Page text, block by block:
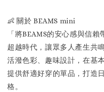
👶 關於 BEAMS mini
「將BEAMS的安心感與信賴
超越時代，讓眾多人產生共
活潑色彩、趣味設計，在基
提供舒適好穿的單品，打造
格。